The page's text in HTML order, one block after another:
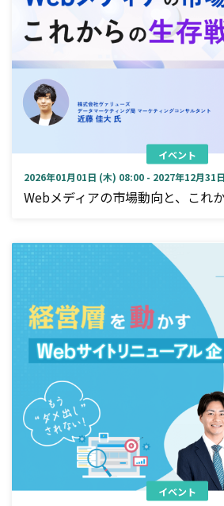
イベント
2026年01月01日 (木) 08:00 - 2027年12月31
Webメディアの市場動向と、これ
イベント